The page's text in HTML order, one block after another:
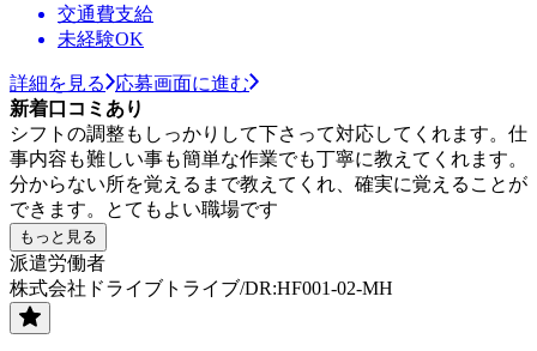
交通費支給
未経験OK
詳細を見る
応募画面に進む
新着口コミあり
シフトの調整もしっかりして下さって対応してくれます。仕
事内容も難しい事も簡単な作業でも丁寧に教えてくれます。
分からない所を覚えるまで教えてくれ、確実に覚えることが
できます。とてもよい職場です
もっと見る
派遣労働者
株式会社ドライブトライブ/DR:HF001-02-MH